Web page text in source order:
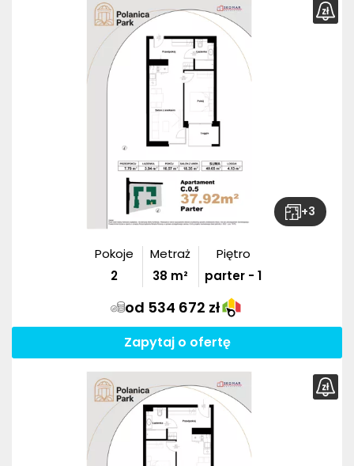
+3
Pokoje
2
Metraż
38 m²
Piętro
parter - 1
od 534 672 zł
Zapytaj o ofertę